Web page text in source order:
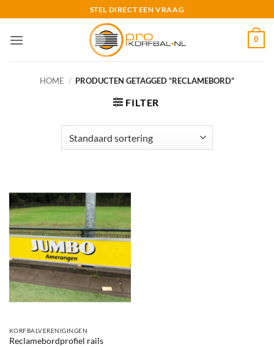
naar
inhoud
STEL DIRECT EEN VRAAG
0
HOME / PRODUCTEN GETAGGED “RECLAMEBORD”
FILTER
KORFBALVERENIGINGEN
Reclamebordprofiel rails